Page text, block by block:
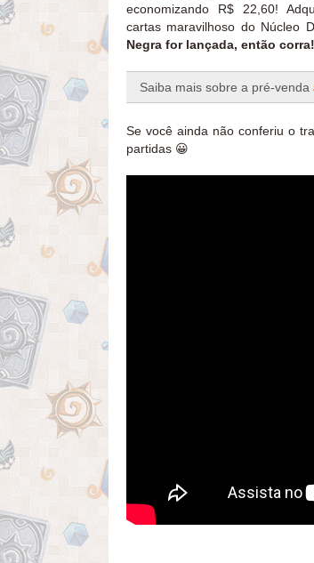
economizando R$ 22,60!
cartas maravilhoso do Núcleo
Negra for lançada, então corra!
Saiba mais sobre a pré-venda
Se você ainda não conferiu o
partidas 😀